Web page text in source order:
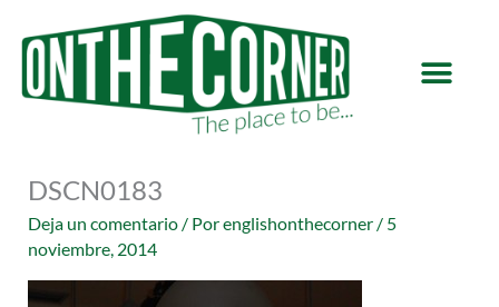
contenido
DSCN0183
Deja un comentario / Porenglishonthecorner / 5
noviembre, 2014